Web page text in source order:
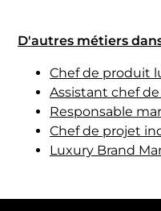
D'autres métiers
Chef de produit
Assistant chef
Responsable
Chef de projet
Luxury Brand